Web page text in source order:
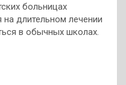
больницах
длительном лечении
в обычных школах.